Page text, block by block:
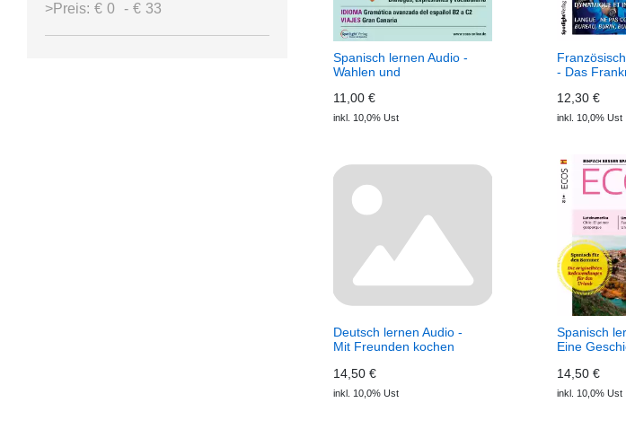
>Preis: € 0 - € 33
Spanisch lernen Audio -
Wahlen und
(Download) ECOS Audio
11,00 €
inkl. 10,0% Ust
- Das
12,30 €
inkl. 10,0% Ust
Deutsch lernen Audio -
Mit Freunden kochen
perfekt Audio
14,50 €
inkl. 10,0% Ust
Spanisch
Eine
14,50 €
inkl. 10,0% Ust